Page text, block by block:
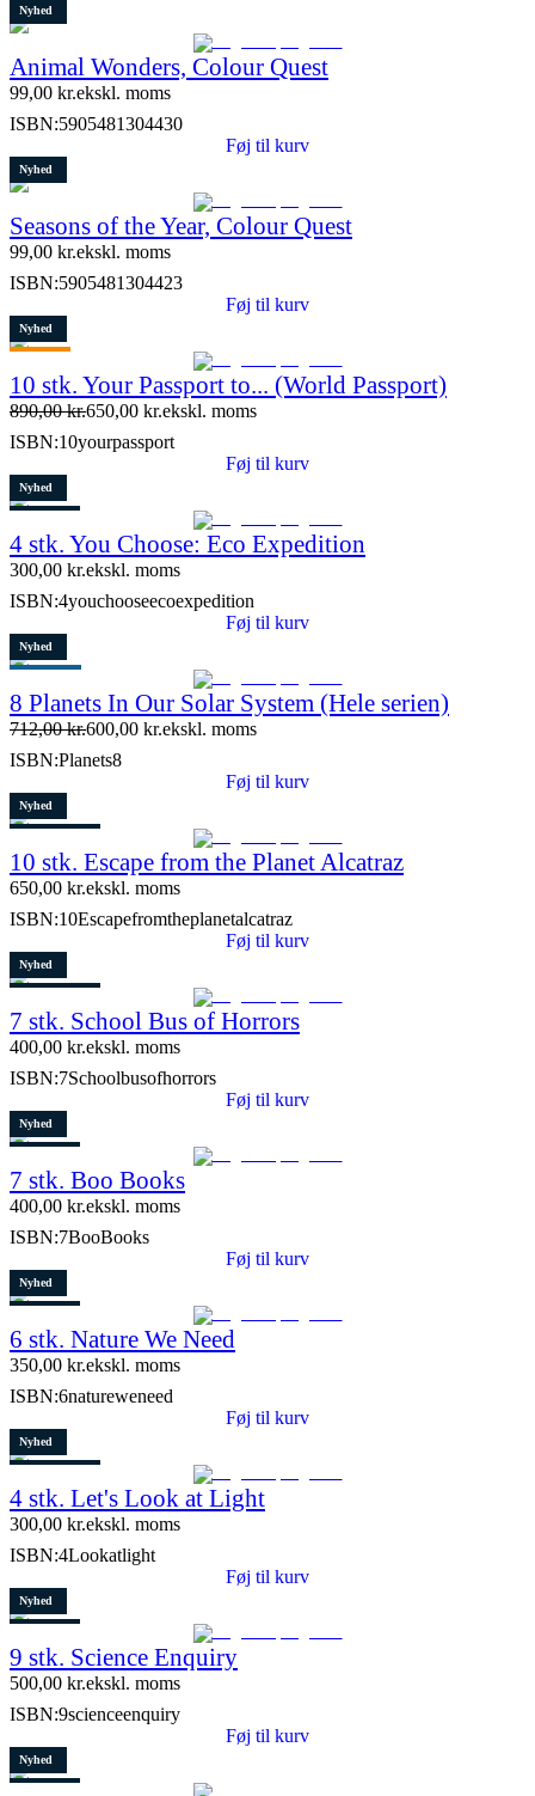
Nyhed
Animal Wonders, Colour Quest
99,00 kr.ekskl. moms
ISBN:5905481304430
Føj til kurv
Nyhed
Seasons of the Year, Colour Quest
99,00 kr.ekskl. moms
ISBN:5905481304423
Føj til kurv
Nyhed
Restparti
9 stk. tilbage
10 stk. Your Passport to... (World Passport)
890,00kr.650,00 kr.ekskl. moms
ISBN:10yourpassport
Føj til kurv
Nyhed
7 stk. tilbage
4 stk. You Choose: Eco Expedition
300,00 kr.ekskl. moms
ISBN:4youchooseecoexpedition
Føj til kurv
Nyhed
Tilbud
Restparti
15 stk. tilbage
8 Planets In Our Solar System (Hele serien)
712,00kr.600,00 kr.ekskl. moms
ISBN:Planets8
Føj til kurv
Nyhed
10 stk. Escape from the Planet Alcatraz
650,00 kr.ekskl. moms
ISBN:10Escapefromtheplanetalcatraz
Føj til kurv
Nyhed
7 stk. School Bus of Horrors
400,00 kr.ekskl. moms
ISBN:7Schoolbusofhorrors
Føj til kurv
Nyhed
2 stk. tilbage
7 stk. Boo Books
400,00 kr.ekskl. moms
ISBN:7BooBooks
Føj til kurv
Nyhed
8 stk. tilbage
6 stk. Nature We Need
350,00 kr.ekskl. moms
ISBN:6natureweneed
Føj til kurv
Nyhed
4 stk. Let's Look at Light
300,00 kr.ekskl. moms
ISBN:4Lookatlight
Føj til kurv
Nyhed
10 stk. tilbage
9 stk. Science Enquiry
500,00 kr.ekskl. moms
ISBN:9scienceenquiry
Føj til kurv
Nyhed